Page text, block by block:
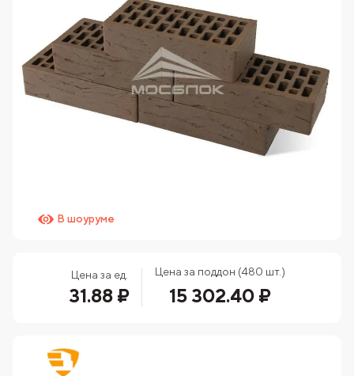
В шоуруме
Цена за ед.
31.88 ₽
Цена за поддон (480 шт.)
15 302.40 ₽